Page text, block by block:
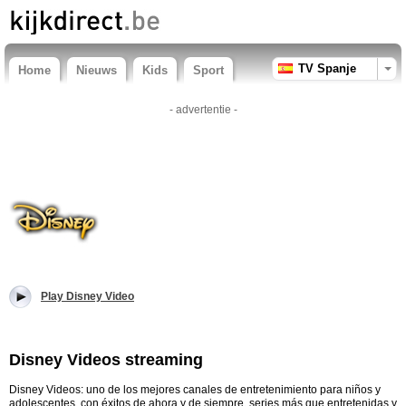
Home Nieuws Kids Sport TV Spanje
- advertentie -
Play Disney Video
Disney Videos streaming
Disney Videos: uno de los mejores canales de entretenimiento para niños y
adolescentes, con éxitos de ahora y de siempre, series más que entretenidas y